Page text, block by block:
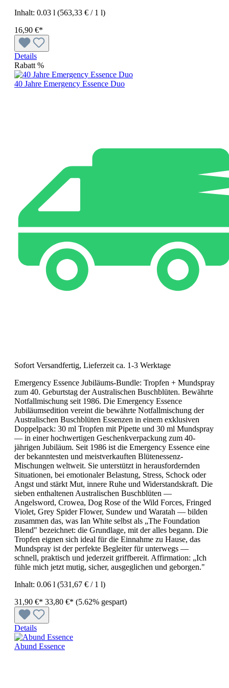
Inhalt: 0.03 l (563,33 € / 1 l)
16,90 €*
Details
Rabatt %
40 Jahre Emergency Essence Duo
Sofort Versandfertig, Lieferzeit ca. 1-3 Werktage
Emergency Essence Jubiläums-Bundle: Tropfen + Mundspray
zum 40. Geburtstag der Australischen Buschblüten. Bewährte
Notfallmischung seit 1986. Die Emergency Essence
Jubiläumsedition vereint die bewährte Notfallmischung der
Australischen Buschblüten Essenzen in einem exklusiven
Doppelpack: 30 ml Tropfen mit Pipette und 30 ml Mundspray
— in einer hochwertigen Geschenkverpackung zum 40-
jährigen Jubiläum. Seit 1986 ist die Emergency Essence eine
der bekanntesten und meistverkauften Blütenessenz-
Mischungen weltweit. Sie unterstützt in herausfordernden
Situationen, bei emotionaler Belastung, Stress, Schock oder
Angst und stärkt Mut, innere Ruhe und Widerstandskraft. Die
sieben enthaltenen Australischen Buschblüten —
Angelsword, Crowea, Dog Rose of the Wild Forces, Fringed
Violet, Grey Spider Flower, Sundew und Waratah — bilden
zusammen das, was Ian White selbst als „The Foundation
Blend" bezeichnet: die Grundlage, mit der alles begann. Die
Tropfen eignen sich ideal für die Einnahme zu Hause, das
Mundspray ist der perfekte Begleiter für unterwegs —
schnell, praktisch und jederzeit griffbereit. Affirmation: „Ich
fühle mich jetzt mutig, sicher, ausgeglichen und geborgen."
Inhalt: 0.06 l (531,67 € / 1 l)
31,90 €* 33,80 €* (5.62% gespart)
Details
Abund Essence